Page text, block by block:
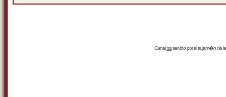
Canalrssservido por eltrujam�nde